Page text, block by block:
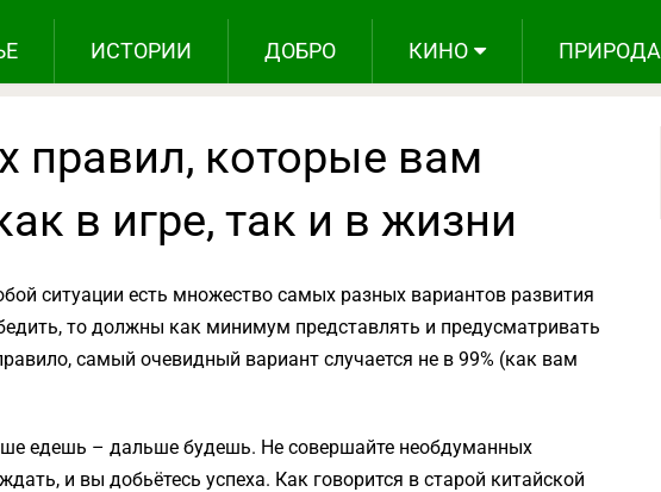
ИСТОРИИ ДОБРО КИНО ПРИРОДА
правил, которые вам
в игре, так и в жизни
ситуации есть множество самых разных вариантов развития
то должны как минимум представлять и предусматривать
самый очевидный вариант случается не в 99% (как вам
едешь – дальше будешь. Не совершайте необдуманных
и вы добьётесь успеха. Как говорится в старой китайской